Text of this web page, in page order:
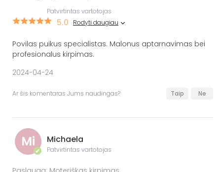
Patvirtintas vartotojas
5.0 Rodyti daugiau
Povilas puikus specialistas. Malonus aptarnavimas bei
profesionalus kirpimas.
2024-04-24
Ar šis komentaras Jums naudingas? Taip Ne
Mi
✔
Michaela
Patvirtintas vartotojas